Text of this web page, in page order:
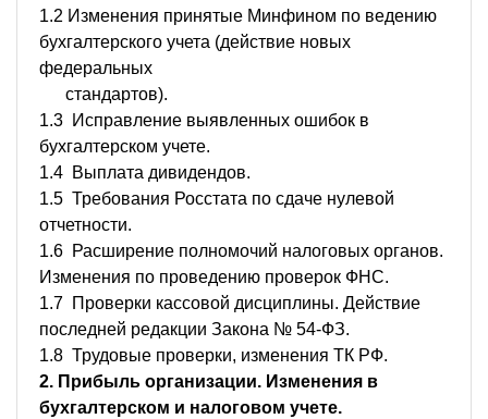
1.2 Изменения принятые Минфином по ведению
бухгалтерского учета (действие новых
федеральных
стандартов).
1.3 Исправление выявленных ошибок в
бухгалтерском учете.
1.4 Выплата дивидендов.
1.5 Требования Росстата по сдаче нулевой
отчетности.
1.6 Расширение полномочий налоговых органов.
Изменения по проведению проверок ФНС.
1.7 Проверки кассовой дисциплины. Действие
последней редакции Закона № 54-ФЗ.
1.8 Трудовые проверки, изменения ТК РФ.
2. Прибыль организации. Изменения в
бухгалтерском и налоговом учете.